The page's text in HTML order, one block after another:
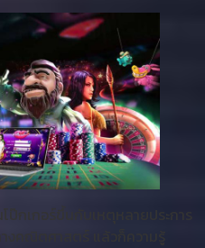
กเกอร์ขึ้นกับเหตุหลายประการ
งคณิตศาสตร์ แล้วก็ความรู้